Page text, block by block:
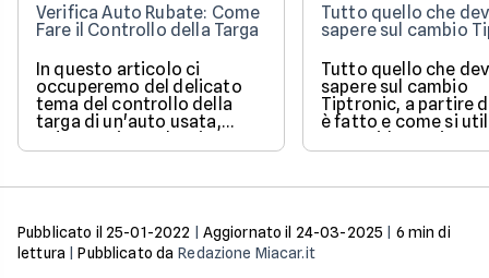
Verifica Auto Rubate: Come
Fare il Controllo della Targa
In questo articolo ci
occuperemo del delicato
tema del controllo della
targa di un'auto usata,
un'operazione che si
effettua quando si ha il
sia stata rubata. Ne
procedura e attendibilità.
Tutto quello che
sapere sul cambio
Tutto quello che
sapere sul cambio
Tiptronic, a partire
è fatto e come si
Una guida pratica e
semplice di un
Pubblicato il 25-01-2022 Aggiornato il 24-03-2025 6 min di
lettura |Pubblicato da Redazione Miacar.it